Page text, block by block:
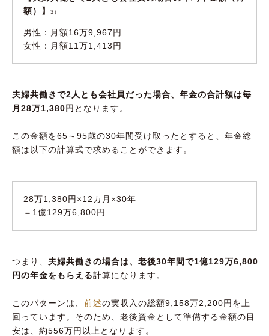
額）】3）
男性：月額16万9,967円
女性：月額11万1,413円
夫婦共働きで2人とも会社員だった場合、年金の合計額は毎
月28万1,380円 となります。
この金額を65～95歳の30年間受け取ったとすると、年金総
額は以下の計算式で求めることができます。
28万1,380円×12カ月×30年
＝1億129万6,800円
つまり、 夫婦共働きの場合は、老後30年間で1億129万6,800
円の年金をもらえる計算になります。
このパターンは、 前述の実収入の総額9,158万2,200円を上
回っています。そのため、老後資金として準備する金額の目
安は、約556万円以上となります。